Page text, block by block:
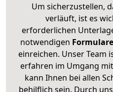
Um sicherzustellen,
verläuft, ist es
erforderlichen
notwendigen Formulare
einreichen. Unser Team
erfahren im Umgang
kann Ihnen bei allen
behilflich sein. Durch